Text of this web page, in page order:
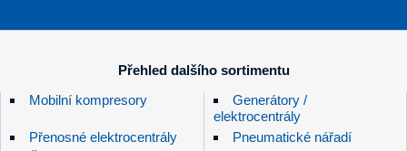
Přehled dalšího sortimentu
Mobilní kompresory
Generátory /
elektrocentrály
Přenosné elektrocentrály
Pneumatické nářadí